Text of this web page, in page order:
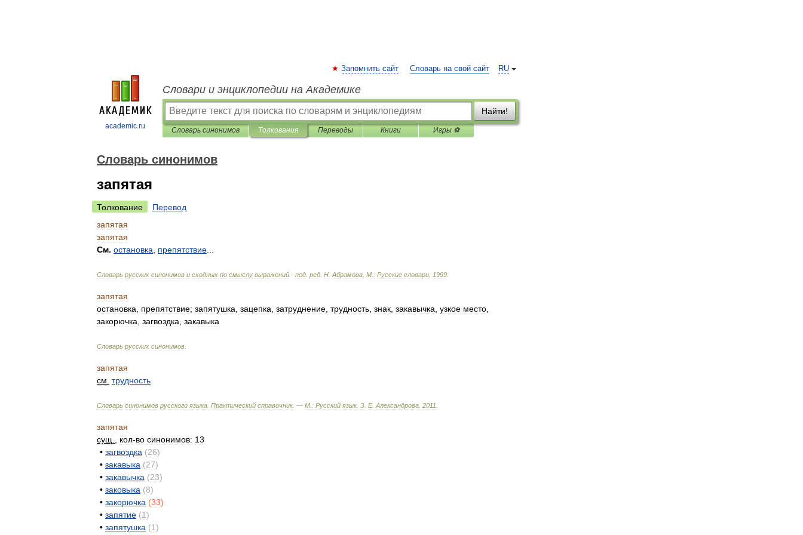
academic.ru
RU
Запомнить сайт Словарь на свой сайт
Словари и энциклопедии на Академике
Найти!
Словарь синонимов Толкования Переводы Книги Игры ⚽
Словарь синонимов
запятая
Толкование
Перевод
запятая
запятая
См. остановка препятствие
Словарь русских синонимов и сходных по смыслу выражений .- под ред Н Абрамова М : Русские словари 1999
запятая
остановка
препятствие; запятушка зацепка затруднение трудность знак закавычка узкое место
закорючка загвоздка закавыка
Словарь русских синонимов
запятая
см трудность
Словарь синонимов русского языка Практический справочник. — М : Русский язык. З Е. Александрова 2011
запятая
сущ
кол-во синонимов: 13
• загвоздка (26)
• закавыка (27)
• закавычка (23)
• заковыка (8)
• закорючка (33)
• запятие (1)
• запятушка (1)